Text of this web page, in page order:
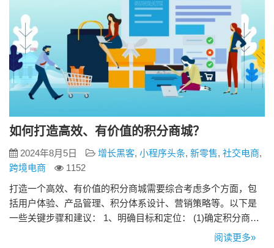
如何打造高效、有价值的积分商城？
2024年8月5日 增长黑客, 小程序头条, 新零售, 社交电商,
跨境电商
1152
打造一个高效、有价值的积分商城需要综合考虑多个方面，包
括用户体验、产品管理、积分体系设计、营销策略等。以下是
一些关键步骤和建议： 1、明确目标和定位： (1)确定积分商城
的目标用户群体。 （2）通过问卷调查、用户访谈或利用数据分
阅读更多»